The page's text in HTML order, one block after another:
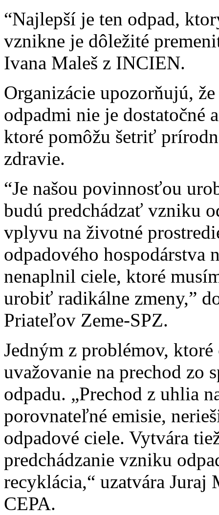
“Najlepší je ten odpad,
vznikne je dôležité
Ivana Maleš z INCIEN.
Organizácie upozorňujú,
odpadmi nie je dostatočné
ktoré pomôžu šetriť
zdravie.
“Je našou povinnosťou
budú predchádzať vzniku
vplyvu na životné
odpadového hospodárstva
nenaplnil ciele, ktoré
urobiť radikálne zmeny,”
Priateľov Zeme-SPZ.
Jedným z problémov,
uvažovanie na prechod zo
odpadu. „Prechod z uhlia
porovnateľné emisie,
odpadové ciele. Vytvára
predchádzanie vzniku
recyklácia,“ uzatvára
CEPA.